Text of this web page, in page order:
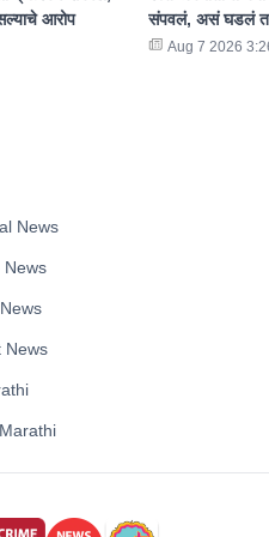
आरोप
संपवलं, असं घडलं
Aug 7 2026
News
News
News